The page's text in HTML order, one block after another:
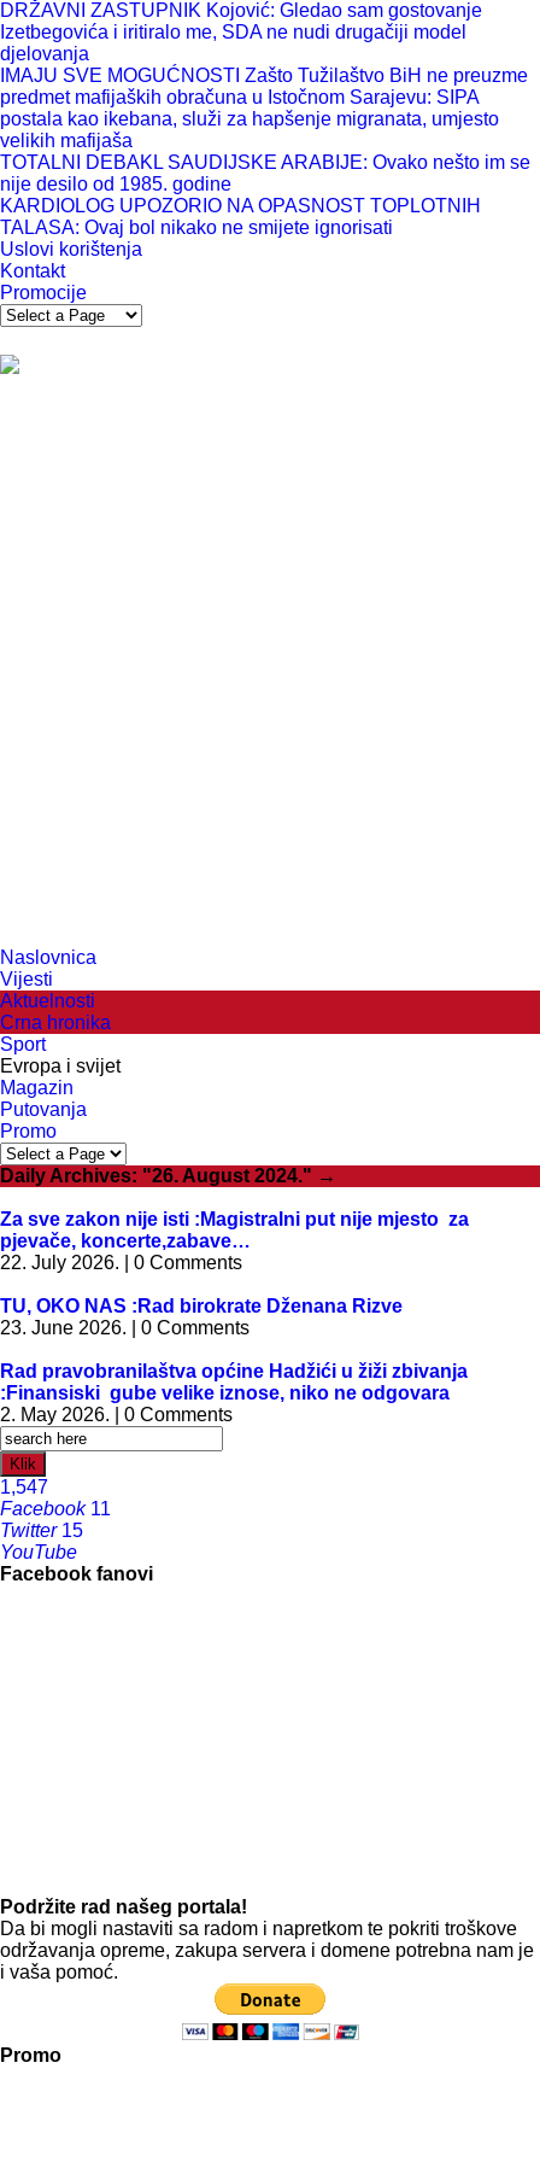
DRŽAVNI ZASTUPNIK Kojović: Gledao sam gostovanje
Izetbegovića i iritiralo me, SDA ne nudi drugačiji model
djelovanja
IMAJU SVE MOGUĆNOSTI Zašto Tužilaštvo BiH ne preuzme
predmet mafijaških obračuna u Istočnom Sarajevu: SIPA
postala kao ikebana, služi za hapšenje migranata, umjesto
velikih mafijaša
TOTALNI DEBAKL SAUDIJSKE ARABIJE: Ovako nešto im se
nije desilo od 1985. godine
KARDIOLOG UPOZORIO NA OPASNOST TOPLOTNIH
TALASA: Ovaj bol nikako ne smijete ignorisati
Uslovi korištenja
Kontakt
Promocije
Naslovnica
Vijesti
Aktuelnosti
Crna hronika
Sport
Evropa i svijet
Magazin
Putovanja
Promo
Daily Archives: "26. August 2024." →
Za sve zakon nije isti :Magistralni put nije mjesto za
pjevače, koncerte,zabave…
22. July 2026. | 0 Comments
TU, OKO NAS :Rad birokrate Dženana Rizve
23. June 2026. | 0 Comments
Rad pravobranilaštva općine Hadžići u žiži zbivanja
:Finansiski gube velike iznose, niko ne odgovara
2. May 2026. | 0 Comments
Klik
1,547
Facebook 11
Twitter 15
YouTube
Facebook fanovi
Podržite rad našeg portala!
Da bi mogli nastaviti sa radom i napretkom te pokriti troškove
održavanja opreme, zakupa servera i domene potrebna nam je
i vaša pomoć.
Promo